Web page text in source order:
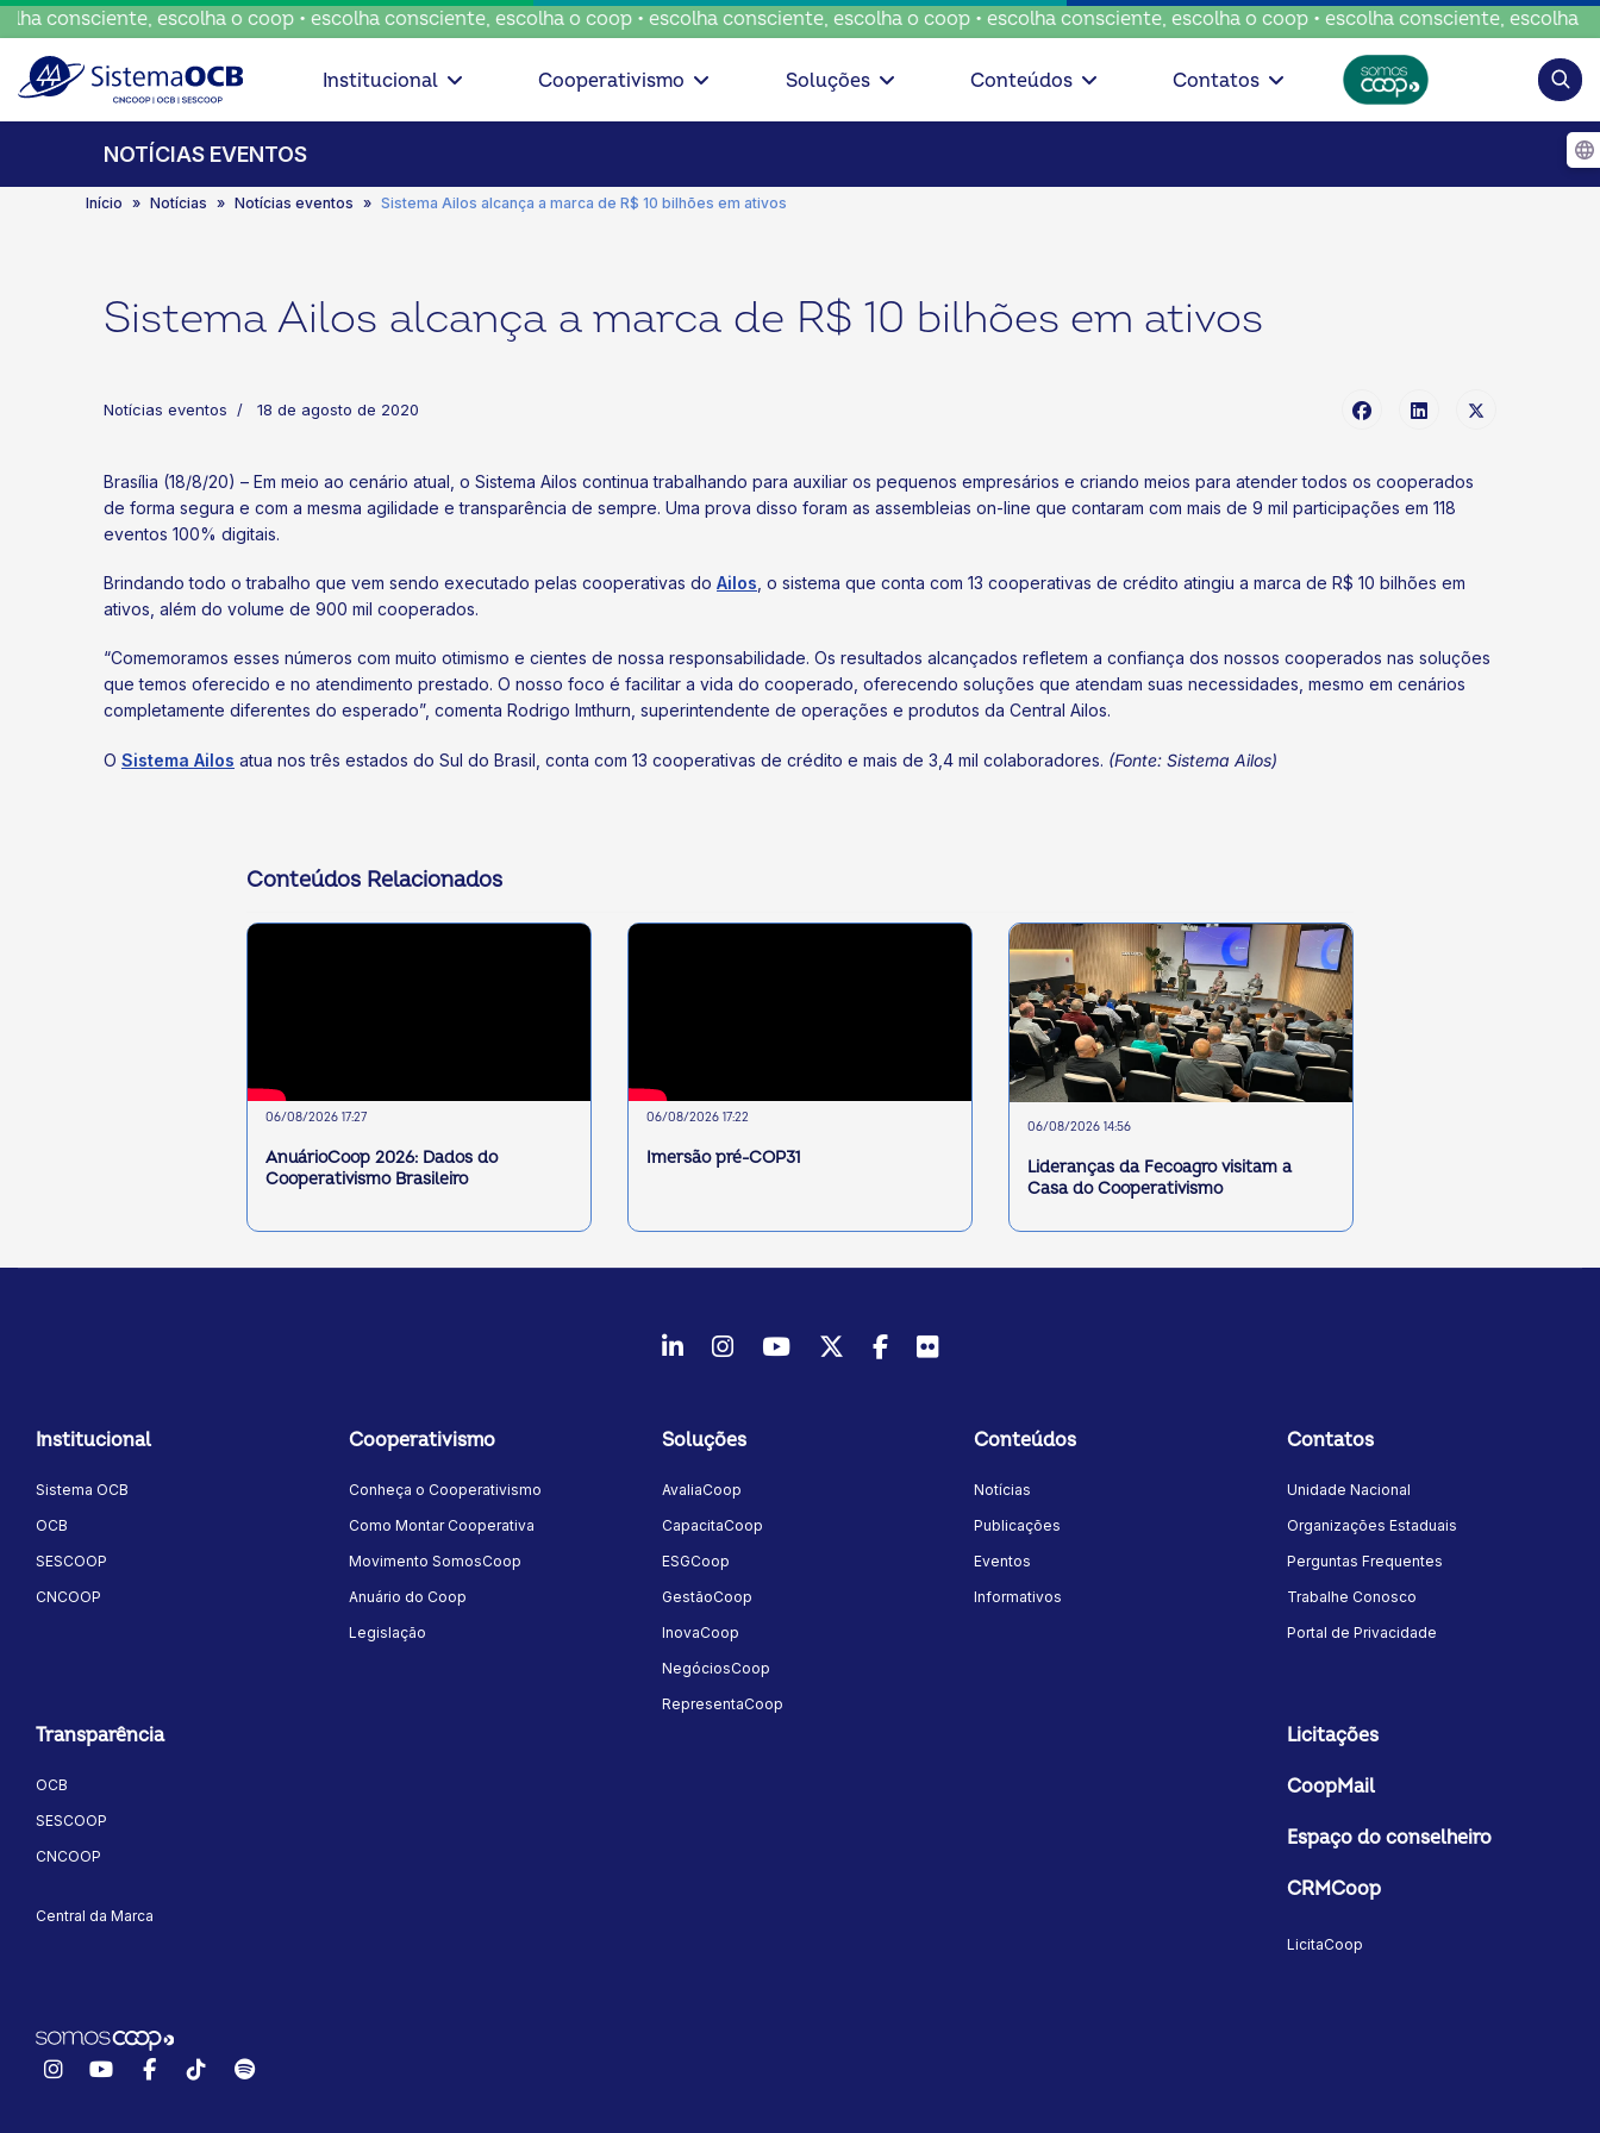
escolha o coop • escolha consciente, escolha o coop • escolha consciente, escolha o coop • escolha consciente, escolha o coop • escolha consciente, escolha o
Institucional Cooperativismo Soluções Conteúdos Contatos
NOTÍCIAS EVENTOS
Início Notícias Notícias eventos Sistema Ailos alcança a marca de R$ 10 bilhões em ativos
Sistema Ailos alcança a marca de R$ 10 bilhões em ativos
Notícias eventos 18 de agosto de 2020
Brasília (18/8/20) – Em meio ao cenário atual, o Sistema Ailos continua trabalhando para auxiliar os pequenos empresários e criando meios para atender todos os cooperados
de forma segura e com a mesma agilidade e transparência de sempre. Uma prova disso foram as assembleias on-line que contaram com mais de 9 mil participações em 118
eventos 100% digitais.
Brindando todo o trabalho que vem sendo executado pelas cooperativas do Ailos , o sistema que conta com 13 cooperativas de crédito atingiu a marca de R$ 10 bilhões em
ativos, além do volume de 900 mil cooperados.
“Comemoramos esses números com muito otimismo e cientes de nossa responsabilidade. Os resultados alcançados refletem a confiança dos nossos cooperados nas soluções
que temos oferecido e no atendimento prestado. O nosso foco é facilitar a vida do cooperado, oferecendo soluções que atendam suas necessidades, mesmo em cenários
completamente diferentes do esperado”, comenta Rodrigo Imthurn, superintendente de operações e produtos da Central Ailos.
O Sistema Ailos atua nos três estados do Sul do Brasil, conta com 13 cooperativas de crédito e mais de 3,4 mil colaboradores. (Fonte: Sistema Ailos)
Conteúdos Relacionados
06/08/2026 17:27
AnuárioCoop 2026: Dados do
Cooperativismo Brasileiro
06/08/2026 17:22
Imersão pré-COP31
06/08/2026 14:56
Lideranças da Fecoagro visitam a
Casa do Cooperativismo
LinkedInInstagram
YoutubeTwitter/X
Facebook
Flickr
Institucional
Sistema OCB
OCB
SESCOOP
CNCOOP
Cooperativismo
Conheça o Cooperativismo
Como Montar Cooperativa
Movimento SomosCoop
Anuário do Coop
Legislação
Soluções
AvaliaCoop
CapacitaCoop
ESGCoop
GestãoCoop
InovaCoop
NegóciosCoop
RepresentaCoop
Conteúdos
Notícias
Publicações
Eventos
Informativos
Contatos
Unidade Nacional
Organizações Estaduais
Perguntas Frequentes
Trabalhe Conosco
Portal de Privacidade
Transparência
OCB
SESCOOP
CNCOOP
Central da Marca
Licitações
CoopMail
Espaço do conselheiro
CRMCoop
LicitaCoop
InstagramYouTubeFacebook
TikTokSpotify